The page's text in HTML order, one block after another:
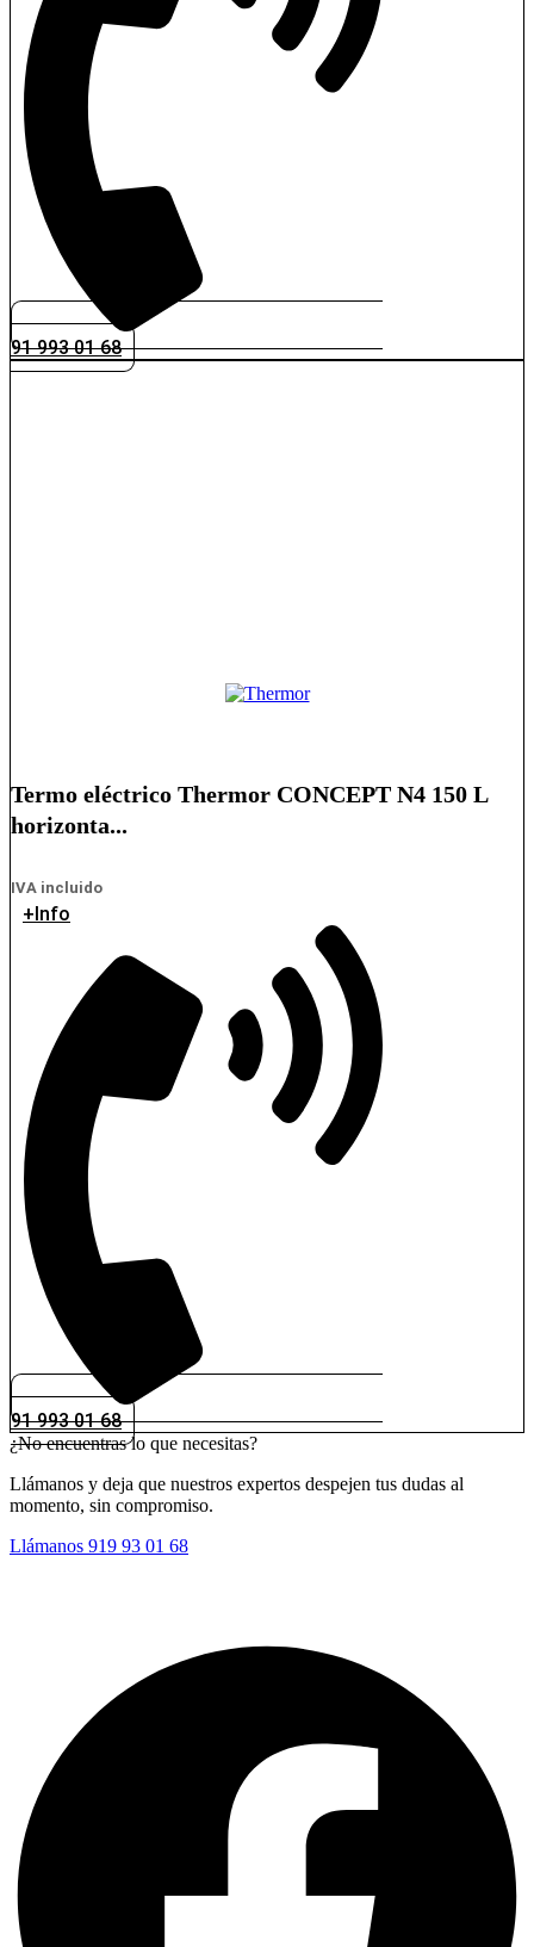
91 993 01 68
Termo eléctrico Thermor CONCEPT N4 150 L
horizonta...
IVA incluido
+Info
91 993 01 68
¿No encuentras lo que necesitas?
Llámanos y deja que nuestros expertos despejen tus dudas al
momento, sin compromiso.
Llámanos 919 93 01 68